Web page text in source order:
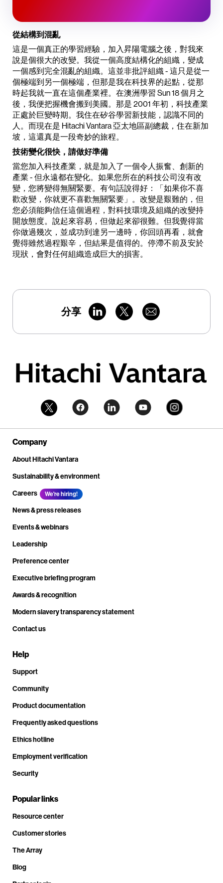
從結構到混亂
這是一個真正的學習經驗，加入昇陽電腦之後，對我來
說是個很大的改變。我從一個高度結構化的組織，變成
一個感到完全混亂的組織。這並非批評組織 - 這只是從一
個極端到另一個極端，但那是我在科技界的起點，從那
時起我就一直在這個產業裡。在澳洲學習 Sun 18 個月之
後，我便把握機會搬到美國。那是 2001 年初，科技產業
正處於巨變時期。我住在矽谷學習新技能，認識不同的
人。而現在是 Hitachi Vantara 亞太地區副總裁，住在新加
坡，這還真是一段奇妙的旅程。
技術變化很快，請做好準備
當您加入科技產業，就是加入了一個令人振奮、創新的
產業 - 但永遠都在變化。如果您所在的科技公司沒有改
變，您將變得無關緊要。有句話說得好：「如果你不喜
歡改變，你就更不喜歡無關緊要」。改變是艱難的，但
您必須能夠信任這個過程，對科技環境及組織的改變持
開放態度。說起來容易，但做起來卻很難。但我覺得當
你做過幾次，並成功到達另一邊時，你回頭再看，就會
覺得雖然過程艱辛，但結果是值得的。停滯不前及安於
現狀，會對任何組織造成巨大的損害。
分享
Company
About Hitachi Vantara
Sustainability & environment
Careers
We're hiring!
News & press releases
Events & webinars
Leadership
Preference center
Executive briefing program
Awards & recognition
Modern slavery transparency statement
Contact us
Help
Support
Community
Product documentation
Frequently asked questions
Ethics hotline
Employment verification
Security
Popular links
Resource center
Customer stories
The Array
Blog